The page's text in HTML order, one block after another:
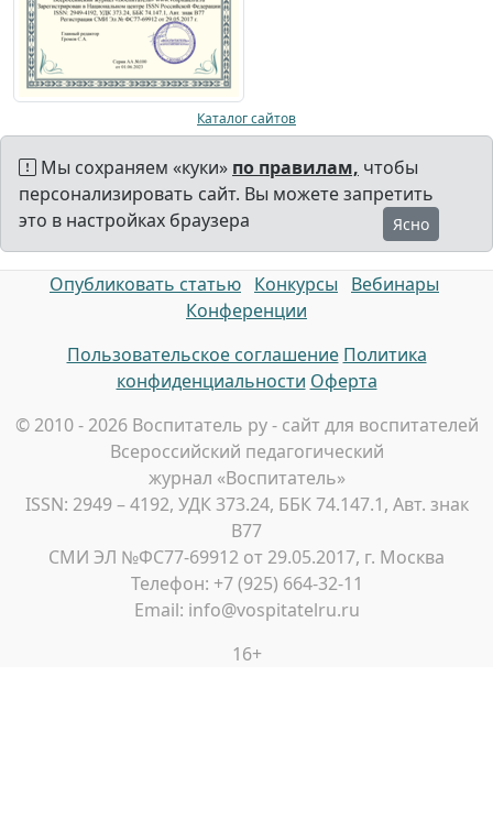
Каталог сайтов
Мы сохраняем «куки» по правилам, чтобы
персонализировать сайт. Вы можете запретить
это в настройках браузера
Ясно
Опубликовать статью Конкурсы
Вебинары
Конференции
Пользовательское соглашение Политика
конфиденциальности Оферта
© 2010 - 2026 Воспитатель ру - сайт для воспитателей
Всероссийский педагогический
журнал «Воспитатель»
ISSN: 2949 – 4192, УДК 373.24, ББК 74.147.1, Авт. знак
В77
СМИ ЭЛ №ФС77-69912 от 29.05.2017, г. Москва
Телефон: +7 (925) 664-32-11
Email: info@vospitatelru.ru
16+